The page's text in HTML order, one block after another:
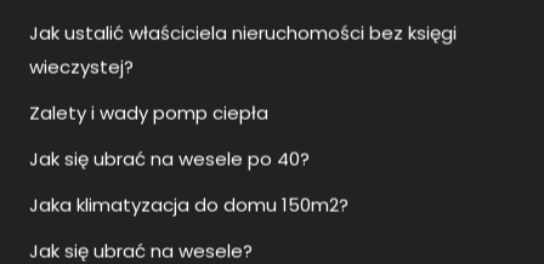
Jak ustalić właściciela nieruchomości bez księgi
wieczystej?
Zalety i wady pomp ciepła
Jak się ubrać na wesele po 40?
Jaka klimatyzacja do domu 150m2?
Jak się ubrać na wesele?